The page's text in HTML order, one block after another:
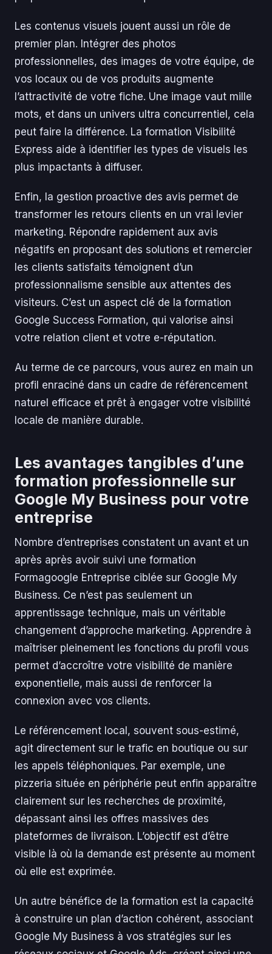
Les contenus visuels jouent aussi un rôle de
premier plan. Intégrer des photos
professionnelles, des images de votre équipe, de
vos locaux ou de vos produits augmente
l’attractivité de votre fiche. Une image vaut mille
mots, et dans un univers ultra concurrentiel, cela
peut faire la différence. La formation Visibilité
Express aide à identifier les types de visuels les
plus impactants à diffuser.
Enfin, la gestion proactive des avis permet de
transformer les retours clients en un vrai levier
marketing. Répondre rapidement aux avis
négatifs en proposant des solutions et remercier
les clients satisfaits témoignent d’un
professionnalisme sensible aux attentes des
visiteurs. C’est un aspect clé de la formation
Google Success Formation, qui valorise ainsi
votre relation client et votre e-réputation.
Au terme de ce parcours, vous aurez en main un
profil enraciné dans un cadre de référencement
naturel efficace et prêt à engager votre visibilité
locale de manière durable.
Les avantages tangibles d’une
formation professionnelle sur
Google My Business pour votre
entreprise
Nombre d’entreprises constatent un avant et un
après après avoir suivi une formation
Formagoogle Entreprise ciblée sur Google My
Business. Ce n’est pas seulement un
apprentissage technique, mais un véritable
changement d’approche marketing. Apprendre à
maîtriser pleinement les fonctions du profil vous
permet d’accroître votre visibilité de manière
exponentielle, mais aussi de renforcer la
connexion avec vos clients.
Le référencement local, souvent sous-estimé,
agit directement sur le trafic en boutique ou sur
les appels téléphoniques. Par exemple, une
pizzeria située en périphérie peut enfin apparaître
clairement sur les recherches de proximité,
dépassant ainsi les offres massives des
plateformes de livraison. L’objectif est d’être
visible là où la demande est présente au moment
où elle est exprimée.
Un autre bénéfice de la formation est la capacité
à construire un plan d’action cohérent, associant
Google My Business à vos stratégies sur les